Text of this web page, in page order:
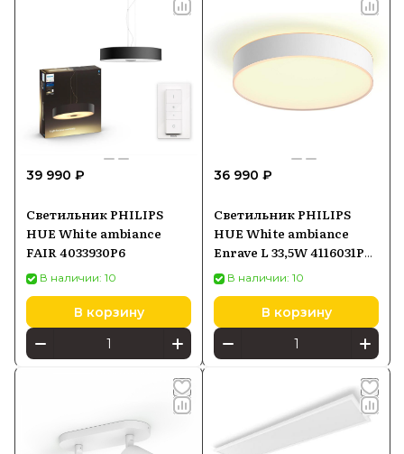
39 990 ₽
Светильник PHILIPS
HUE White ambiance
FAIR 4033930P6
В наличии: 10
В корзину
36 990 ₽
Светильник PHILIPS
HUE White ambiance
Enrave L 33,5W 4116031P6,
белый
В наличии: 10
В корзину